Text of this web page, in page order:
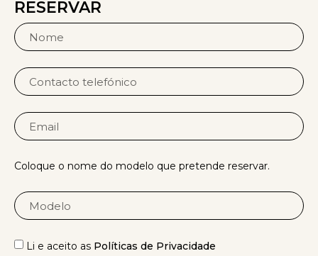
RESERVAR
Coloque o nome do modelo que pretende reservar.
Li e aceito as Políticas de Privacidade